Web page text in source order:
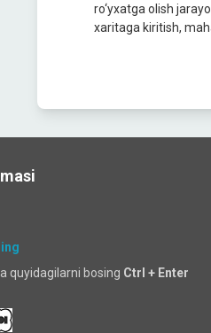
ro‘yxatga olish
xaritaga kiritish,
quyidagilarni bosing Ctrl + Enter